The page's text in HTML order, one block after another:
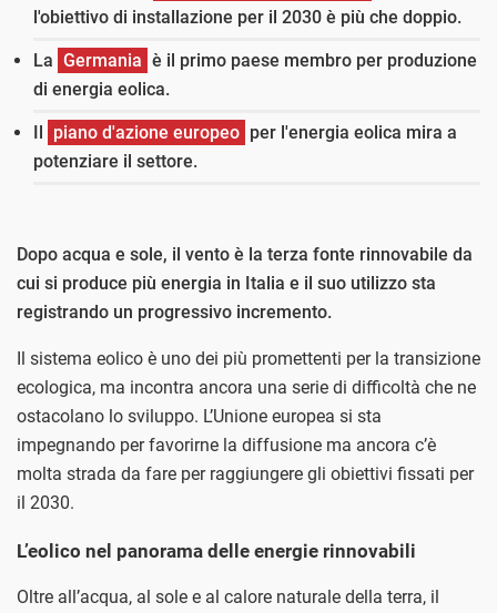
l'obiettivo di installazione per il 2030 è più che doppio.
La Germania è il primo paese membro per produzione
di energia eolica.
Il piano d'azione europeo per l'energia eolica mira a
potenziare il settore.
Dopo acqua e sole, il vento è la terza fonte rinnovabile da
cui si produce più energia in Italia e il suo utilizzo sta
registrando un progressivo incremento.
Il sistema eolico è uno dei più promettenti per la transizione
ecologica, ma incontra ancora una serie di difficoltà che ne
ostacolano lo sviluppo. L’Unione europea si sta
impegnando per favorirne la diffusione ma ancora c’è
molta strada da fare per raggiungere gli obiettivi fissati per
il 2030.
L’eolico nel panorama delle energie rinnovabili
Oltre all’acqua, al sole e al calore naturale della terra, il